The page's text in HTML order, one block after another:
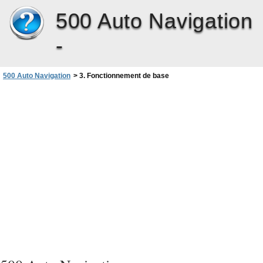
500 Auto Navigation
-
500 Auto Navigation > 3. Fonctionnement de base